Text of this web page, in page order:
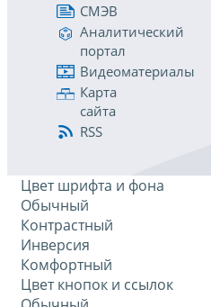
СМЭВ
Аналитический
портал
Видеоматериалы
Карта
сайта
RSS
Цвет шрифта и фона
Обычный
Контрастный
Инверсия
Комфортный
Цвет кнопок и ссылок